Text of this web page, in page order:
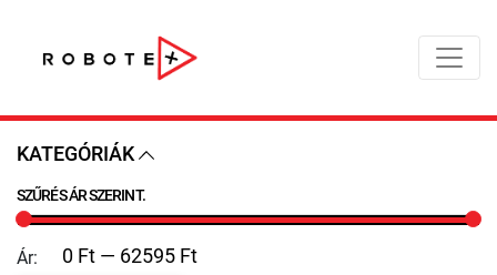
KATEGÓRIÁK
SZŰRÉS ÁR SZERINT.
Ár: